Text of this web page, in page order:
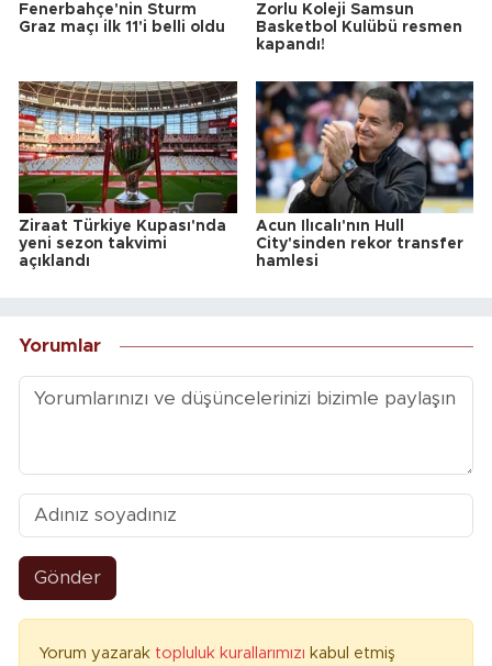
Fenerbahçe'nin Sturm
Graz maçı ilk 11'i belli oldu
Zorlu Koleji Samsun
Basketbol Kulübü resmen
kapandı!
Ziraat Türkiye Kupası'nda
yeni sezon takvimi
açıklandı
Acun Ilıcalı'nın Hull
City'sinden rekor transfer
hamlesi
Yorumlar
Gönder
Yorum yazarak topluluk kurallarımızı kabul etmiş